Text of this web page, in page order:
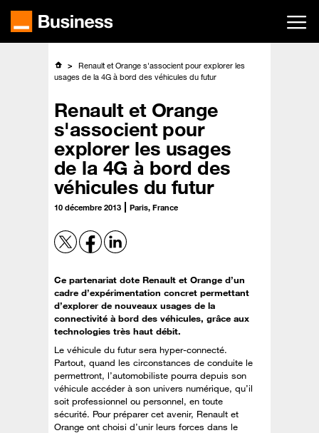
contenu
Renault et Orange s'associent pour explorer les
usages de la 4G à bord des véhicules du futur
Renault et Orange
s'associent pour
explorer les usages
de la 4G à bord des
véhicules du futur
10 décembre 2013 Paris, France
Ce partenariat dote Renault et Orange d’un
cadre d’expérimentation concret permettant
d’explorer de nouveaux usages de la
connectivité à bord des véhicules, grâce aux
technologies très haut débit.
Le véhicule du futur sera hyper-connecté.
Partout, quand les circonstances de conduite le
permettront, l’automobiliste pourra depuis son
véhicule accéder à son univers numérique, qu’il
soit professionnel ou personnel, en toute
sécurité. Pour préparer cet avenir, Renault et
Orange ont choisi d’unir leurs forces dans le